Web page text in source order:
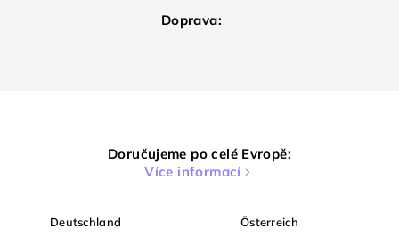
Doprava:
Doručujeme po celé Evropě:
Více informací
Deutschland Österreich